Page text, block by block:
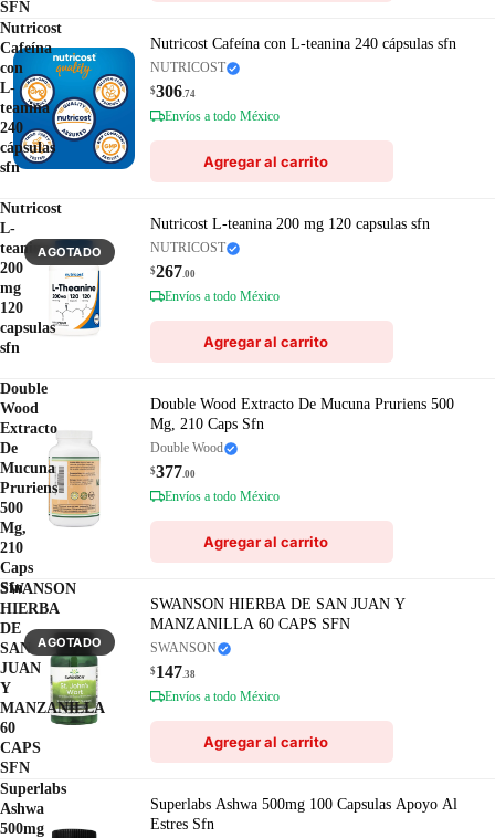
SFN
Nutricost
Cafeína
con
L-
teanina
240
cápsulas
sfn
Nutricost Cafeína con L-teanina 240 cápsulas sfn
NUTRICOST
$306.74
Envíos a todo México
Agregar al carrito
Nutricost
L-
teanina
200
mg
120
capsulas
sfn
AGOTADO
Nutricost L-teanina 200 mg 120 capsulas sfn
NUTRICOST
$267.00
Envíos a todo México
Agregar al carrito
Double
Wood
Extracto
De
Mucuna
Pruriens
500
Mg,
210
Caps
Sfn
Double Wood Extracto De Mucuna Pruriens 500
Mg, 210 Caps Sfn
Double Wood
$377.00
Envíos a todo México
Agregar al carrito
SWANSON
HIERBA
DE
SAN
JUAN
Y
MANZANILLA
60
CAPS
SFN
AGOTADO
SWANSON HIERBA DE SAN JUAN Y
MANZANILLA 60 CAPS SFN
SWANSON
$147.38
Envíos a todo México
Agregar al carrito
Superlabs
Ashwa
500mg
Superlabs Ashwa 500mg 100 Capsulas Apoyo Al
Estres Sfn